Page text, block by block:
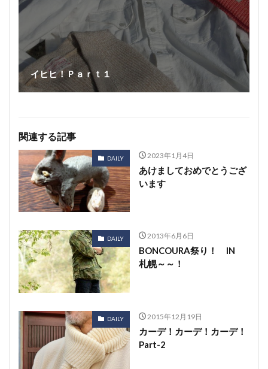
イヒヒ！Ｐａｒｔ１
関連する記事
DAILY 2023年1月4日
あけましておめでとうござ
います
DAILY 2013年6月6日
BONCOURA祭り！ IN
札幌～～！
DAILY 2015年12月19日
カーデ！カーデ！カーデ！
Part-2